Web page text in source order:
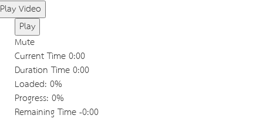
Play Video
Play
Mute
Current Time0:00
Duration Time0:00
Loaded: 0%
Progress: 0%
Remaining Time-0:00